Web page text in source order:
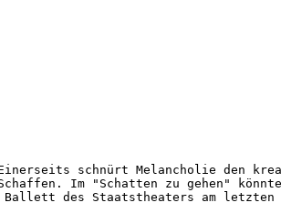
schnürt Melancholie den
Im "Schatten zu gehen"
des Staatstheaters am